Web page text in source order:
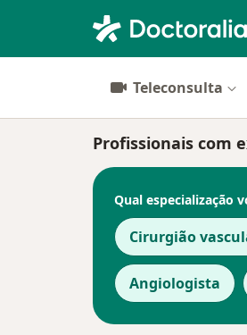
Teleconsulta
Profissionais com
Qual especialização
Cirurgião
Angiologista